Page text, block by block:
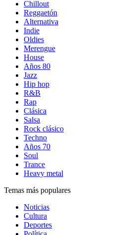
Chillout
Reggaetón
Alternativa
Indie
Oldies
Merengue
House
Años 80
Jazz
Hip hop
R&B
Rap
Clásica
Salsa
Rock clásico
Techno
Años 70
Soul
Trance
Heavy metal
Temas más populares
Noticias
Cultura
Deportes